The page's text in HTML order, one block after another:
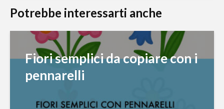
Potrebbe interessarti anche
Fiori semplici da copiare con i
pennarelli